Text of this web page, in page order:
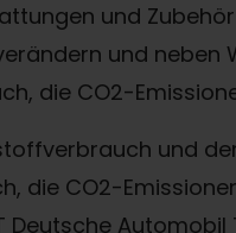
und
und
die CO2-
und
die CO2-